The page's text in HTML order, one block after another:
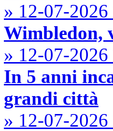
» 12-07-2026
Wimbledon,
» 12-07-2026
In 5 anni
grandi città
» 12-07-2026